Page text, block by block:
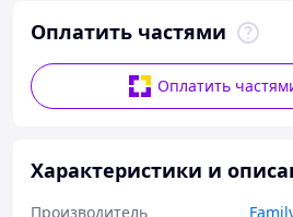
Оплатить частями
Оплатить
Характеристики и
Производитель